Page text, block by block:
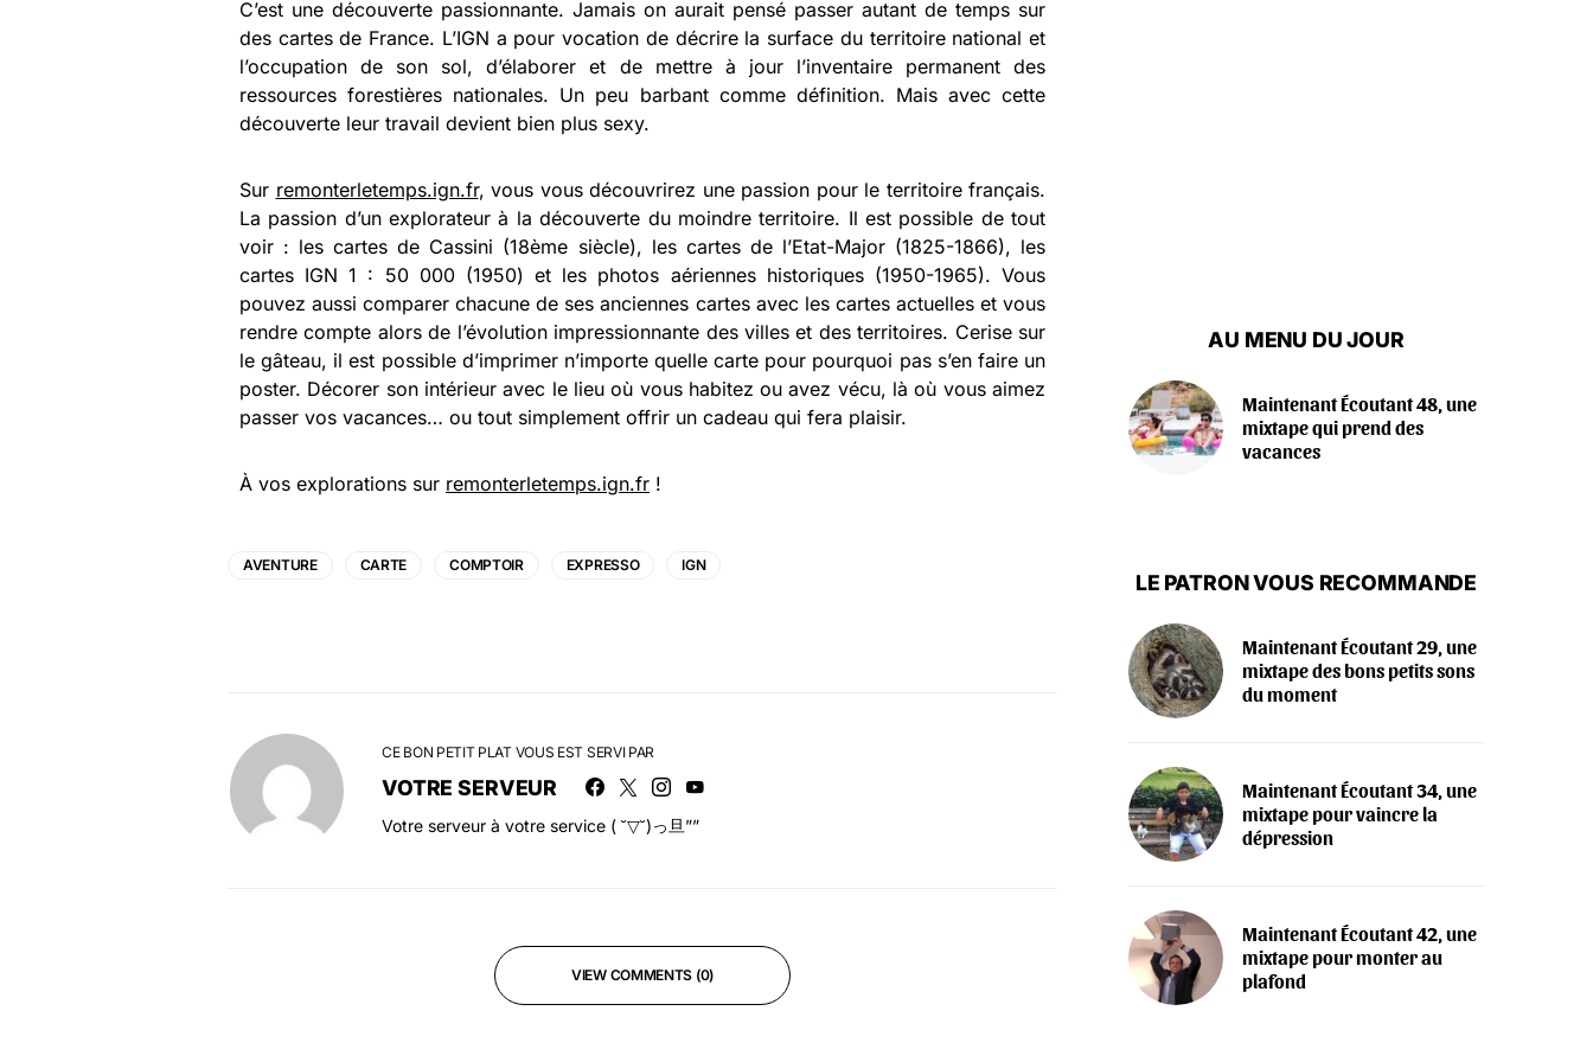
C’est une découverte passionnante. Jamais on aurait pensé passer autant de temps sur
des cartes de France. L’IGN a pour vocation de décrire la surface du territoire national et
l’occupation de son sol, d’élaborer et de mettre à jour l’inventaire permanent des
ressources forestières nationales. Un peu barbant comme définition. Mais avec cette
découverte leur travail devient bien plus sexy.
Sur remonterletemps.ign.fr, vous vous découvrirez une passion pour le territoire français.
La passion d’un explorateur à la découverte du moindre territoire. Il est possible de tout
voir : les cartes de Cassini (18ème siècle), les cartes de l’Etat-Major (1825-1866), les
cartes IGN 1 : 50 000 (1950) et les photos aériennes historiques (1950-1965). Vous
pouvez aussi comparer chacune de ses anciennes cartes avec les cartes actuelles et vous
rendre compte alors de l’évolution impressionnante des villes et des territoires. Cerise sur
le gâteau, il est possible d’imprimer n’importe quelle carte pour pourquoi pas s’en faire un
poster. Décorer son intérieur avec le lieu où vous habitez ou avez vécu, là où vous aimez
passer vos vacances… ou tout simplement offrir un cadeau qui fera plaisir.
À vos explorations sur remonterletemps.ign.fr !
AVENTURE CARTE COMPTOIR EXPRESSO IGN
CE BON PETIT PLAT VOUS EST SERVI PAR
VOTRE SERVEUR
Votre serveur à votre service ( ˘▽˘)っ旦””
VIEW COMMENTS (0)
AU MENU DU JOUR
Maintenant Écoutant 48, une
mixtape qui prend des
vacances
LE PATRON VOUS RECOMMANDE
Maintenant Écoutant 29, une
mixtape des bons petits sons
du moment
Maintenant Écoutant 34, une
mixtape pour vaincre la
dépression
Maintenant Écoutant 42, une
mixtape pour monter au
plafond